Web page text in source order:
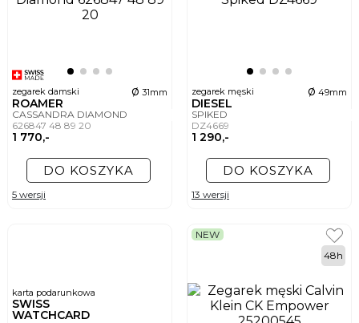
zegarek damski ø 31mm
ROAMER
CASSANDRA DIAMOND
626847 48 89 20
1 770,-
DO KOSZYKA
5 wersji
zegarek męski ø 49mm
DIESEL
SPIKED
DZ4669
1 290,-
DO KOSZYKA
13 wersji
karta podarunkowa
SWISS
WATCHCARD
NEW
48h